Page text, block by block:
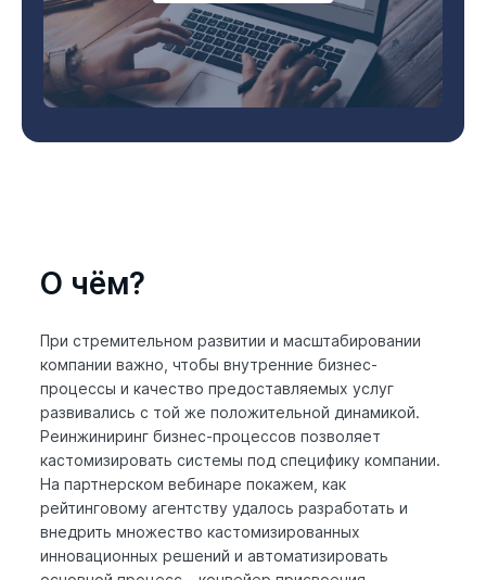
О чём?
При стремительном развитии и масштабировании
компании важно, чтобы внутренние бизнес-
процессы и качество предоставляемых услуг
развивались с той же положительной динамикой.
Реинжиниринг бизнес-процессов позволяет
кастомизировать системы под специфику компании.
На партнерском вебинаре покажем, как
рейтинговому агентству удалось разработать и
внедрить множество кастомизированных
инновационных решений и автоматизировать